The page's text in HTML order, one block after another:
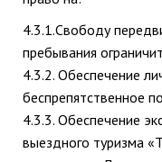
4.3.1.Свободу
пребывания
4.3.2. Обеспечение
беспрепятственное
4.3.3. Обеспечение
выездного туризма